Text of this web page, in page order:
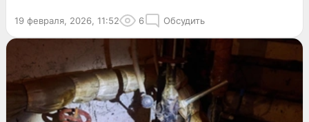
19 февраля, 2026, 11:52 6 Обсудить